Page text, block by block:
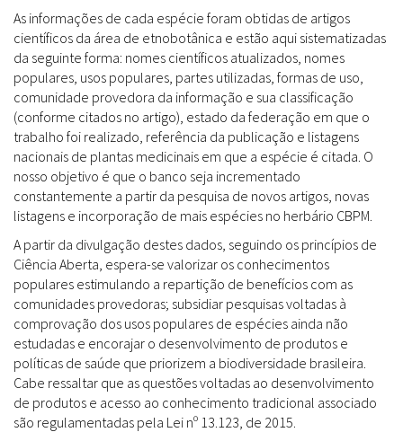
As informações de cada espécie foram obtidas de artigos
científicos da área de etnobotânica e estão aqui sistematizadas
da seguinte forma: nomes científicos atualizados, nomes
populares, usos populares, partes utilizadas, formas de uso,
comunidade provedora da informação e sua classificação
(conforme citados no artigo), estado da federação em que o
trabalho foi realizado, referência da publicação e listagens
nacionais de plantas medicinais em que a espécie é citada. O
nosso objetivo é que o banco seja incrementado
constantemente a partir da pesquisa de novos artigos, novas
listagens e incorporação de mais espécies no herbário CBPM.
A partir da divulgação destes dados, seguindo os princípios de
Ciência Aberta, espera-se valorizar os conhecimentos
populares estimulando a repartição de benefícios com as
comunidades provedoras; subsidiar pesquisas voltadas à
comprovação dos usos populares de espécies ainda não
estudadas e encorajar o desenvolvimento de produtos e
políticas de saúde que priorizem a biodiversidade brasileira.
Cabe ressaltar que as questões voltadas ao desenvolvimento
de produtos e acesso ao conhecimento tradicional associado
são regulamentadas pela Lei nº 13.123, de 2015.